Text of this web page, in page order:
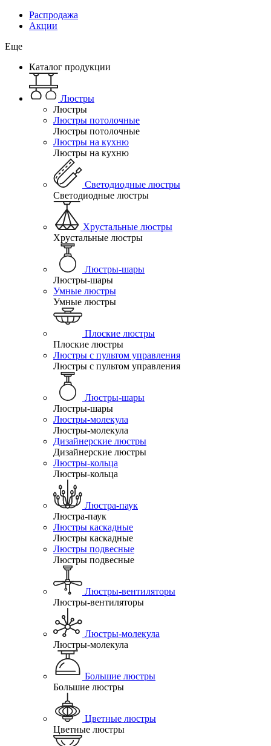
Распродажа
Акции
Еще
Каталог продукции
Люстры
Люстры
Люстры потолочные
Люстры потолочные
Люстры на кухню
Люстры на кухню
Светодиодные люстры
Светодиодные люстры
Хрустальные люстры
Хрустальные люстры
Люстры-шары
Люстры-шары
Умные люстры
Умные люстры
Плоские люстры
Плоские люстры
Люстры с пультом управления
Люстры с пультом управления
Люстры-шары
Люстры-шары
Люстры-молекула
Люстры-молекула
Дизайнерские люстры
Дизайнерские люстры
Люстры-кольца
Люстры-кольца
Люстра-паук
Люстра-паук
Люстры каскадные
Люстры каскадные
Люстры подвесные
Люстры подвесные
Люстры-вентиляторы
Люстры-вентиляторы
Люстры-молекула
Люстры-молекула
Большие люстры
Большие люстры
Цветные люстры
Цветные люстры